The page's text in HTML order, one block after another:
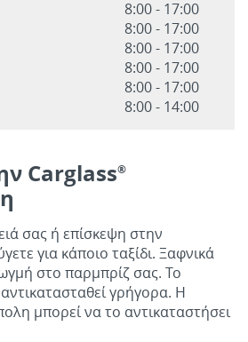
8:00- 17:00
8:00- 17:00
8:00- 17:00
8:00- 17:00
8:00- 17:00
8:00- 14:00
Carglass®
σας ή επίσκεψη στην
για κάποιο ταξίδι. Ξαφνικά
στο παρμπρίζ σας. Το
γρήγορα. Η
μπορεί να το αντικαταστήσει